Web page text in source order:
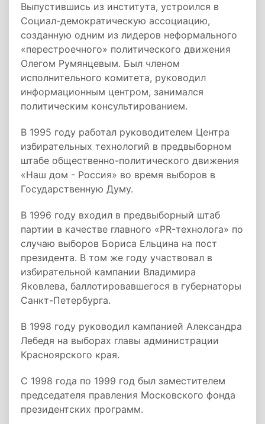
Выпустившись из института, устроился в
Социал-демократическую ассоциацию,
созданную одним из лидеров неформального
«перестроечного» политического движения
Олегом Румянцевым. Был членом
исполнительного комитета, руководил
информационным центром, занимался
политическим консультированием.
В 1995 году работал руководителем Центра
избирательных технологий в предвыборном
штабе общественно-политического движения
«Наш дом - Россия» во время выборов в
Государственную Думу.
В 1996 году входил в предвыборный штаб
партии в качестве главного «PR-технолога» по
случаю выборов Бориса Ельцина на пост
президента. В том же году участвовал в
избирательной кампании Владимира
Яковлева, баллотировавшегося в губернаторы
Санкт-Петербурга.
В 1998 году руководил кампанией Александра
Лебедя на выборах главы администрации
Красноярского края.
С 1998 года по 1999 год был заместителем
председателя правления Московского фонда
президентских программ.